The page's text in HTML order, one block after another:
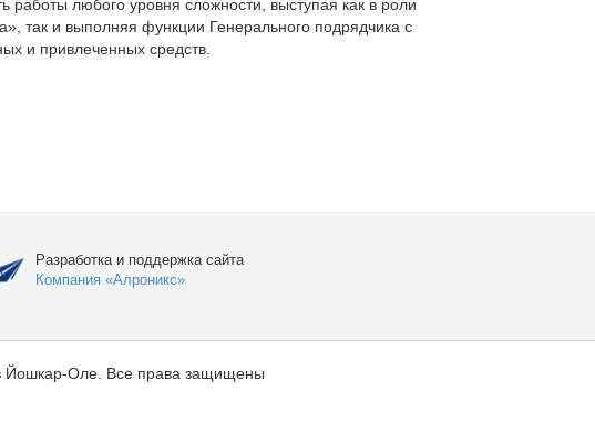
работы любого уровня сложности, выступая как в роли
так и выполняя функции Генерального подрядчика с
и привлеченных средств.
Разработка и поддержка сайта
Компания «Алроникс»
Йошкар-Оле. Все права защищены